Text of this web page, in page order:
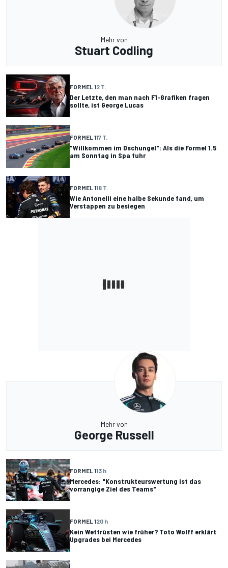
Mehr von
Stuart Codling
FORMEL 12 T.
Der Letzte, den man nach F1-Grafiken fragen
sollte, ist George Lucas
FORMEL 117 T.
"Willkommen im Dschungel": Als die Formel 1.5
am Sonntag in Spa fuhr
FORMEL 118 T.
Wie Antonelli eine halbe Sekunde fand, um
Verstappen zu besiegen
Mehr von
George Russell
FORMEL 113 h
Mercedes: "Konstrukteurswertung ist das
vorrangige Ziel des Teams"
FORMEL 120 h
Kein Wettrüsten wie früher? Toto Wolff erklärt
Upgrades bei Mercedes